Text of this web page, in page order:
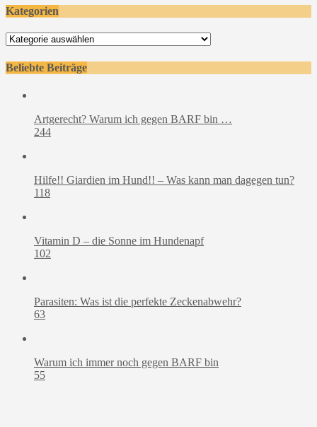
Kategorien
Kategorien
Beliebte Beiträge
Artgerecht? Warum ich gegen BARF bin …
244
Hilfe!! Giardien im Hund!! – Was kann man dagegen tun?
118
Vitamin D – die Sonne im Hundenapf
102
Parasiten: Was ist die perfekte Zeckenabwehr?
63
Warum ich immer noch gegen BARF bin
55